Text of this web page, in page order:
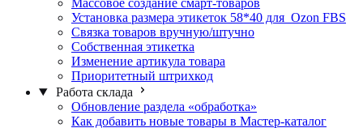
Массовое создание смарт-товаров
Установка размера этикеток 58*40 для Ozon FBS
Связка товаров вручную/штучно
Собственная этикетка
Изменение артикула товара
Приоритетный штрихкод
Работа склада
Обновление раздела «обработка»
Как добавить новые товары в Мастер-каталог